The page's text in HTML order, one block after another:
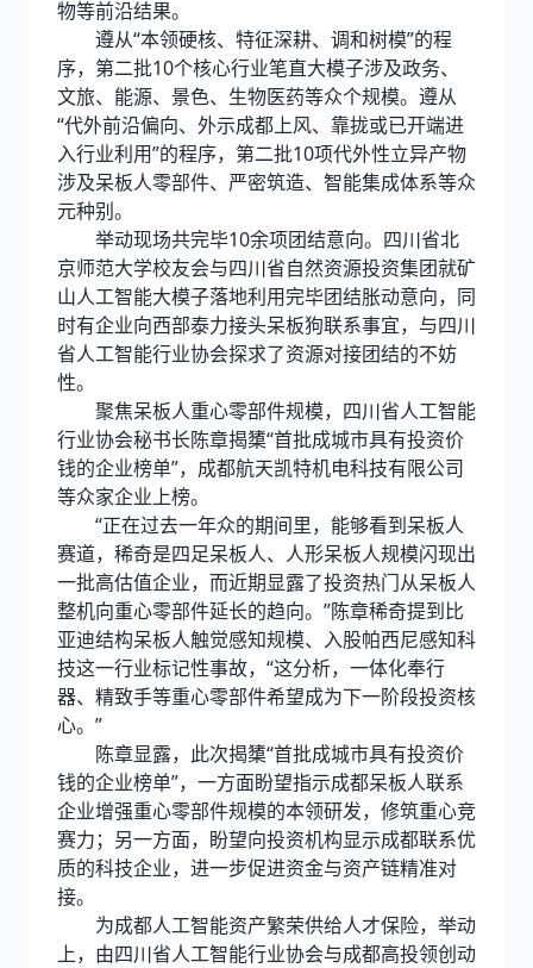
物等前沿结果。
遵从“本领硬核、特征深耕、调和树模”的程
序，第二批10个核心行业笔直大模子涉及政务、
文旅、能源、景色、生物医药等众个规模。遵从
“代外前沿偏向、外示成都上风、靠拢或已开端进
入行业利用”的程序，第二批10项代外性立异产物
涉及呆板人零部件、严密筑造、智能集成体系等众
元种别。
举动现场共完毕10余项团结意向。四川省北
京师范大学校友会与四川省自然资源投资集团就矿
山人工智能大模子落地利用完毕团结胀动意向，同
时有企业向西部泰力接头呆板狗联系事宜，与四川
省人工智能行业协会探求了资源对接团结的不妨
性。
聚焦呆板人重心零部件规模，四川省人工智能
行业协会秘书长陈章揭橥“首批成城市具有投资价
钱的企业榜单”，成都航天凯特机电科技有限公司
等众家企业上榜。
“正在过去一年众的期间里，能够看到呆板人
赛道，稀奇是四足呆板人、人形呆板人规模闪现出
一批高估值企业，而近期显露了投资热门从呆板人
整机向重心零部件延长的趋向。”陈章稀奇提到比
亚迪结构呆板人触觉感知规模、入股帕西尼感知科
技这一行业标记性事故，“这分析，一体化奉行
器、精致手等重心零部件希望成为下一阶段投资核
心。”
陈章显露，此次揭橥“首批成城市具有投资价
钱的企业榜单”，一方面盼望指示成都呆板人联系
企业增强重心零部件规模的本领研发，修筑重心竞
赛力；另一方面，盼望向投资机构显示成都联系优
质的科技企业，进一步促进资金与资产链精准对
接。
为成都人工智能资产繁荣供给人才保险，举动
上，由四川省人工智能行业协会与成都高投领创动